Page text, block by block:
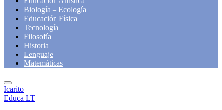
Biología – Ecología
Educación Física
Tecnología
Filosofía
Historia
Lenguaje
Matemáticas
Icarito
Educa LT